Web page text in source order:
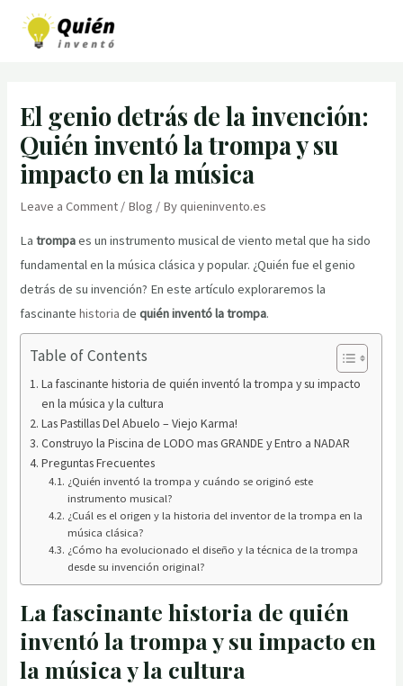
El genio detrás de la invención:
Quién inventó la trompa y su
impacto en la música
Leave a Comment / Blog / Byquieninvento.es
Latrompaes un instrumento musical de viento metal que ha sido
fundamental en la música clásica y popular. ¿Quién fue el genio
detrás de su invención? En este artículo exploraremos la
fascinantehistoria dequién inventó la trompa.
Table of Contents
La fascinante historia de quién inventó la trompa y su impacto
en la música y la cultura
Las Pastillas Del Abuelo – Viejo Karma!
Construyo la Piscina de LODO mas GRANDE y Entro a NADAR
Preguntas Frecuentes
¿Quién inventó la trompa y cuándo se originó este
instrumento musical?
¿Cuál es el origen y la historia del inventor de la trompa en la
música clásica?
¿Cómo ha evolucionado el diseño y la técnica de la trompa
desde su invención original?
La fascinante historia de quién
inventó la trompa y su impacto en
la música y la cultura